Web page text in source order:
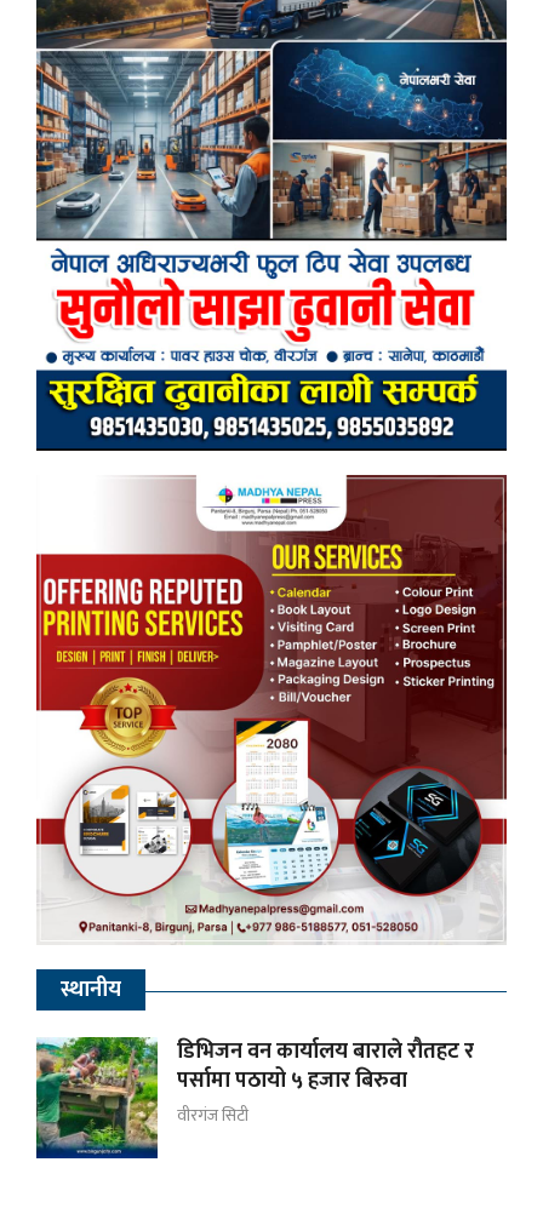
स्थानीय
डिभिजन वन कार्यालय बाराले रौतहट र
पर्सामा पठायो ५ हजार बिरुवा
वीरगंज सिटी